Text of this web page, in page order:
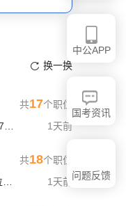
古
换一换
共17个职位
1天前
共18个职位
1天前
中公APP
国考资讯
问题反馈